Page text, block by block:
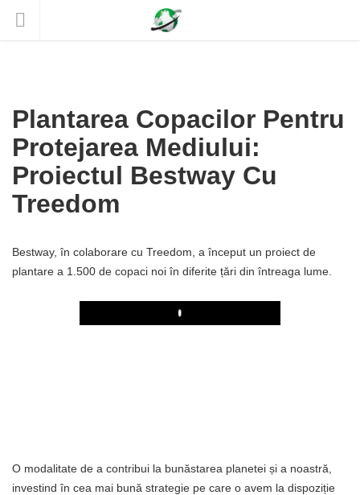
Plantarea Copacilor Pentru
Protejarea Mediului:
Proiectul Bestway Cu
Treedom
Bestway, în colaborare cu Treedom, a început un proiect de
plantare a 1.500 de copaci noi în diferite țări din întreaga lume.
Play
O modalitate de a contribui la bunăstarea planetei și a noastră,
investind în cea mai bună strategie pe care o avem la dispoziție